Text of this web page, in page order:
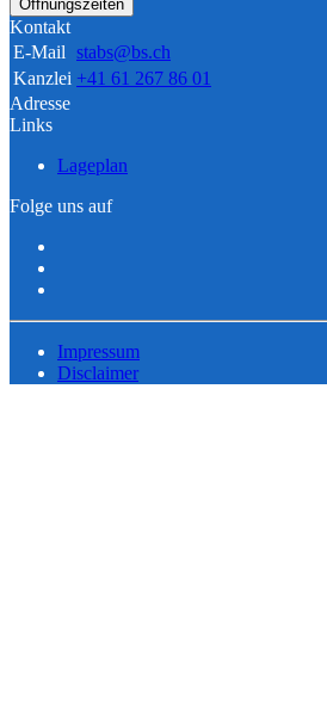
Öffnungszeiten
Kontakt
E-Mail stabs@bs.ch
Kanzlei +41 61 267 86 01
Adresse
Links
Lageplan
Folge uns auf
Impressum
Disclaimer